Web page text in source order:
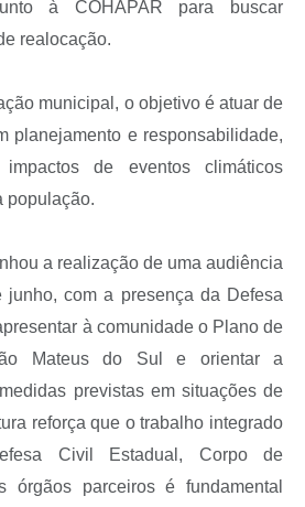
à COHAPAR para buscar
realocação.
municipal, o objetivo é atuar de
planejamento e responsabilidade,
de eventos climáticos
população.
a realização de uma audiência
com a presença da Defesa
à comunidade o Plano de
Mateus do Sul e orientar a
previstas em situações de
reforça que o trabalho integrado
Civil Estadual, Corpo de
órgãos parceiros é fundamental